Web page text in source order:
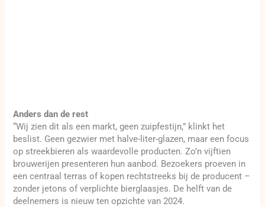
Anders dan de rest
“Wij zien dit als een markt, geen zuipfestijn,” klinkt het
beslist. Geen gezwier met halve-liter-glazen, maar een focus
op streekbieren als waardevolle producten. Zo’n vijftien
brouwerijen presenteren hun aanbod. Bezoekers proeven in
een centraal terras of kopen rechtstreeks bij de producent –
zonder jetons of verplichte bierglaasjes. De helft van de
deelnemers is nieuw ten opzichte van 2024.